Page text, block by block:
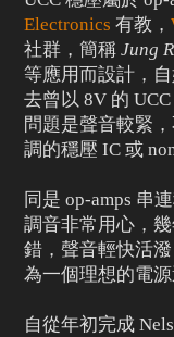
Electronics 有教，
社群，簡稱 Jung
等應用而設計，
去曾以 8V 的
問題是聲音較緊
調的穩壓 IC 或
同是 op-amps 串
調音非常用心，
錯，聲音輕快活
為一個理想的電源
自從年初完成